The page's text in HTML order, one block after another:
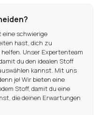
eine schwierige
hast, dich zu
Unser Expertenteam
du den idealen Stoff
kannst. Mit uns
je! Wir bieten eine
Stoff, damit du eine
die deinen Erwartungen